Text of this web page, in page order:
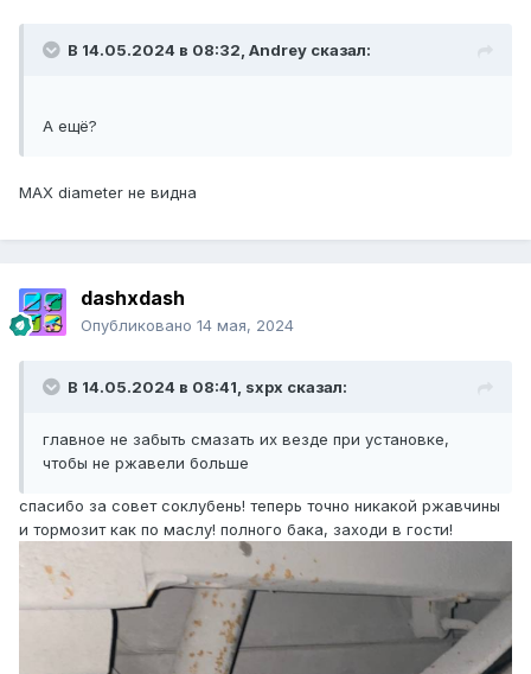
В 14.05.2024 в 08:32, Andrey сказал:
А ещё?
МАХ diameter не видна
dashxdash
Опубликовано 14 мая, 2024
В 14.05.2024 в 08:41, sxpx сказал:
главное не забыть смазать их везде при установке,
чтобы не ржавели больше
спасибо за совет соклубень! теперь точно никакой ржавчины
и тормозит как по маслу! полного бака, заходи в гости!